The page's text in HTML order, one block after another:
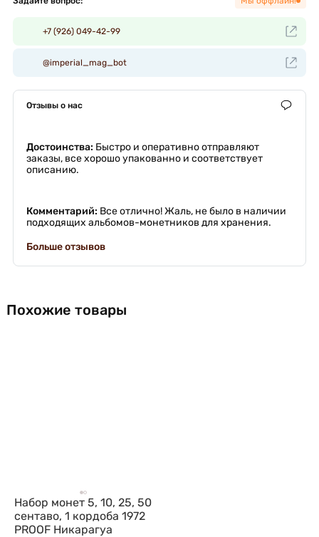
+7 (926) 049-42-99
@imperial_mag_bot
Отзывы о нас
Достоинства: Быстро и оперативно отправляют
заказы, все хорошо упакованно и соответствует
описанию.
Комментарий: Все отлично! Жаль, не было в наличии
подходящих альбомов-монетников для хранения.
Больше отзывов
Похожие товары
Набор монет 5, 10, 25, 50
сентаво, 1 кордоба 1972
PROOF Никарагуа